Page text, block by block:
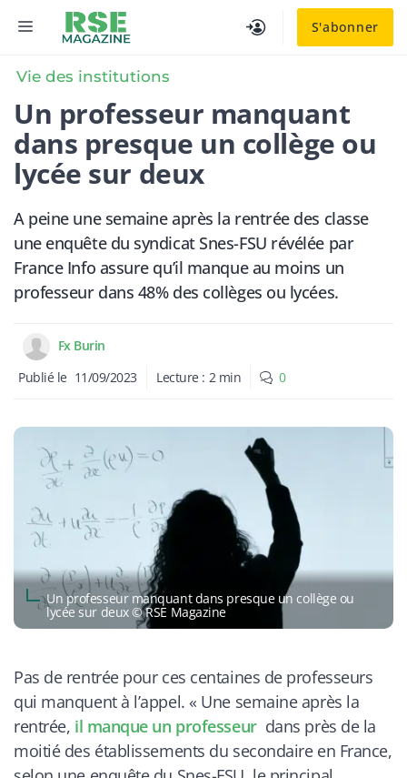
S'abonner
MENU
Vie des institutions
Un professeur manquant
dans presque un collège ou
lycée sur deux
A peine une semaine après la rentrée des classe
une enquête du syndicat Snes-FSU révélée par
France Info assure qu’il manque au moins un
professeur dans 48% des collèges ou lycées.
Fx Burin
Publié le 11/09/2023 Lecture : 2 min 0
Un professeur manquant dans presque un collège ou
lycée sur deux © RSE Magazine
Pas de rentrée pour ces centaines de professeurs
qui manquent à l’appel. « Une semaine après la
rentrée, il manque un professeur dans près de la
moitié des établissements du secondaire en France,